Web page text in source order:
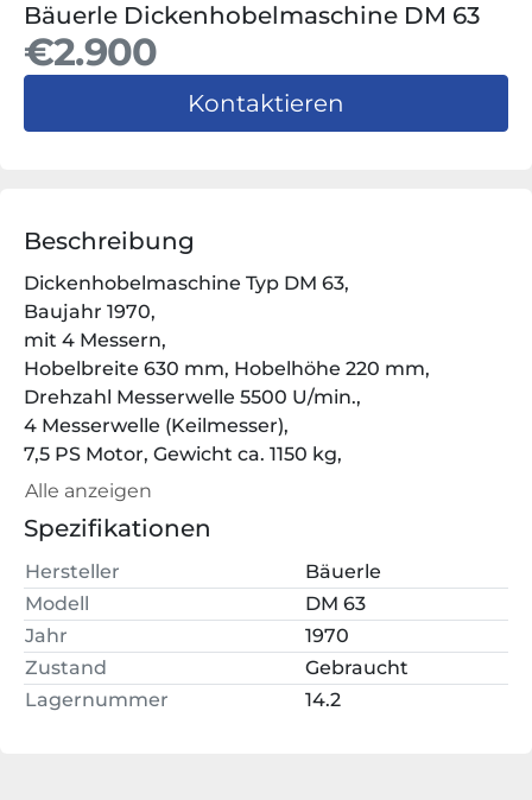
Bäuerle Dickenhobelmaschine DM 63
€2.900
Kontaktieren
Beschreibung
Dickenhobelmaschine Typ DM 63,
Baujahr 1970,
mit 4 Messern,
Hobelbreite 630 mm, Hobelhöhe 220 mm,
Drehzahl Messerwelle 5500 U/min.,
4 Messerwelle (Keilmesser),
7,5 PS Motor, Gewicht ca. 1150 kg,
Alle anzeigen
Spezifikationen
Hersteller
Bäuerle
Modell
DM 63
Jahr
1970
Zustand
Gebraucht
Lagernummer
14.2